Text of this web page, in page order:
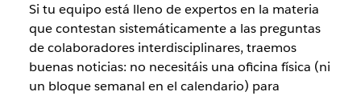
Si tu equipo está lleno de expertos en la materia
que contestan sistemáticamente a las preguntas
de colaboradores interdisciplinares, traemos
buenas noticias: no necesitáis una oficina física (ni
un bloque semanal en el calendario) para